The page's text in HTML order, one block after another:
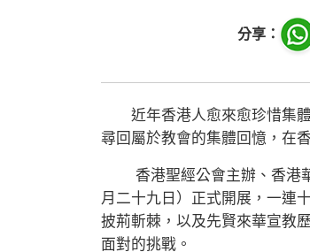
分享：
近年香港人愈來愈珍惜集體
尋回屬於教會的集體回憶，在
香港聖經公會主辦、香港華
月二十九日）正式開展，一連
披荊斬棘，以及先賢來華宣教
面對的挑戰。